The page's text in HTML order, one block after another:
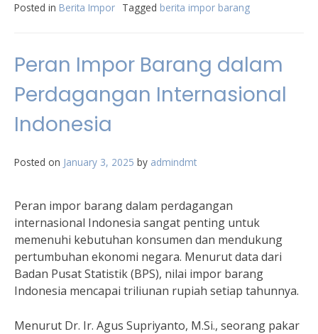
Posted in Berita Impor Tagged berita impor barang
Peran Impor Barang dalam
Perdagangan Internasional
Indonesia
Posted on January 3, 2025 by admindmt
Peran impor barang dalam perdagangan
internasional Indonesia sangat penting untuk
memenuhi kebutuhan konsumen dan mendukung
pertumbuhan ekonomi negara. Menurut data dari
Badan Pusat Statistik (BPS), nilai impor barang
Indonesia mencapai triliunan rupiah setiap tahunnya.
Menurut Dr. Ir. Agus Supriyanto, M.Si., seorang pakar